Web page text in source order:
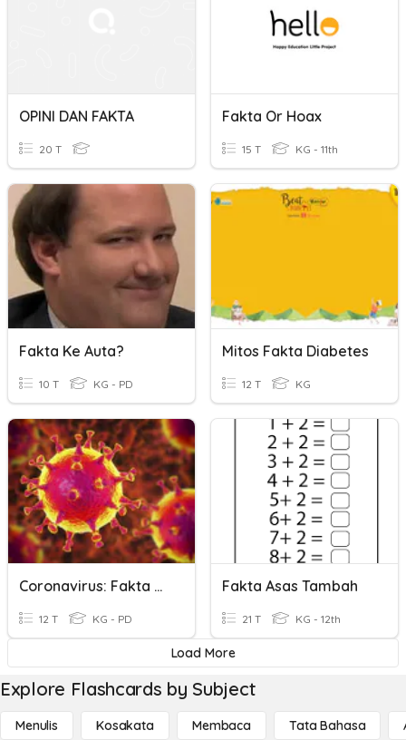
OPINI DAN FAKTA
20 T
Fakta Or Hoax
15 T KG - 11th
Fakta Ke Auta?
10 T KG - PD
Mitos Fakta Diabetes
12 T KG
Coronavirus: Fakta & Mitos
12 T KG - PD
Fakta Asas Tambah
21 T KG - 12th
Load More
Explore Flashcards by Subject
Menulis Kosakata Membaca Tata Bahasa